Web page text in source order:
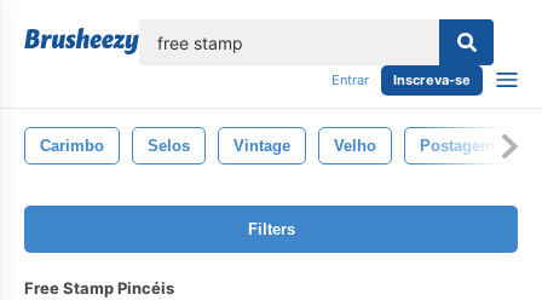
Entrar Inscreva-se
Carimbo Selos Vintage Velho Postagem
Filters
Free Stamp Pincéis